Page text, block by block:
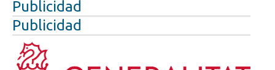
Publicidad
Publicidad